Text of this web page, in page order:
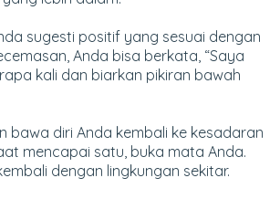
sugesti positif yang sesuai dengan
Anda bisa berkata, “Saya
kali dan biarkan pikiran bawah
bawa diri Anda kembali ke kesadaran
mencapai satu, buka mata Anda.
dengan lingkungan sekitar.